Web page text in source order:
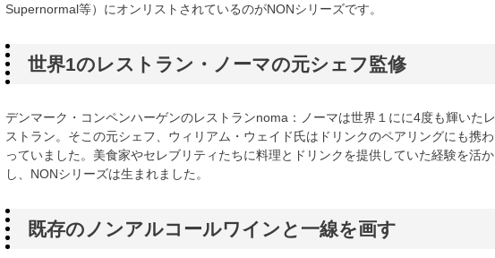
Supernormal等）にオンリストされているのがNONシリーズです。
世界1のレストラン・ノーマの元シェフ監修
デンマーク・コンペンハーゲンのレストランnoma：ノーマは世界１にに4度も輝いたレ
ストラン。そこの元シェフ、ウィリアム・ウェイド氏はドリンクのペアリングにも携わ
っていました。美食家やセレブリティたちに料理とドリンクを提供していた経験を活か
し、NONシリーズは生まれました。
既存のノンアルコールワインと一線を画す